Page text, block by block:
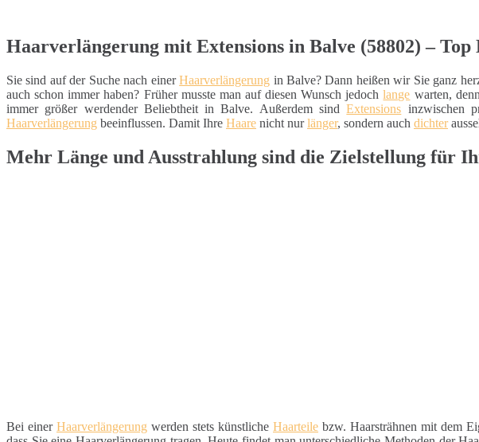
Haarverlängerung mit Extensions in Balve (58802) –
Sie sind auf der Suche nach einerHaarverlängerung in Balve? Dann heißen wir Sie ganz
auch schon immer haben? Früher musste man auf diesen Wunsch jedochlange warten,
immer größer werdender Beliebtheit in Balve. Außerdem sindExtensions inzwischen
Haarverlängerung beeinflussen. Damit Ihre Haare nicht nurlänger, sondern auch dichter
Mehr Länge und Ausstrahlung sind die Zielstellung für
Bei einer Haarverlängerung werden stets künstliche Haarteile bzw. Haarsträhnen mit dem